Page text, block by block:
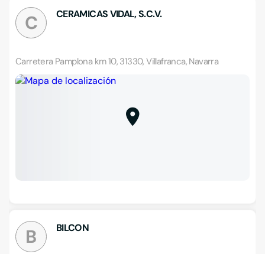
C CERAMICAS VIDAL, S.C.V.
Carretera Pamplona km 10, 31330, Villafranca, Navarra
B BILCON